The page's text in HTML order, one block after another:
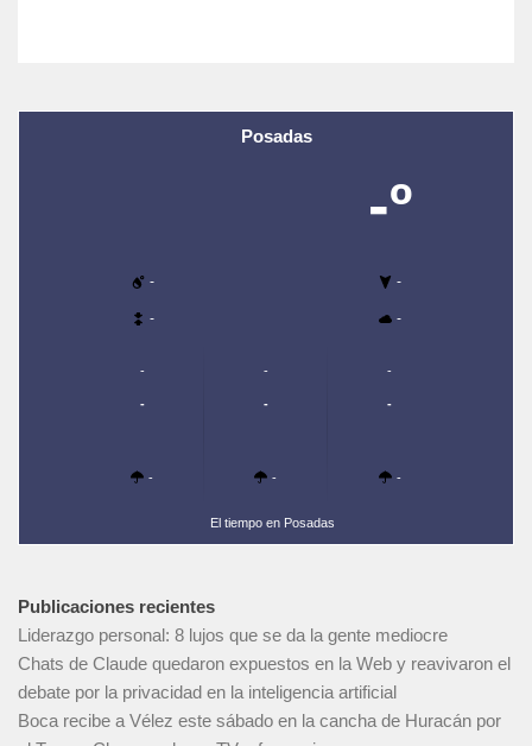
Posadas
-º
- -
- -
-
-
-
-
-
-
-
-
-
El tiempo en Posadas
Publicaciones recientes
Liderazgo personal: 8 lujos que se da la gente mediocre
Chats de Claude quedaron expuestos en la Web y reavivaron el
debate por la privacidad en la inteligencia artificial
Boca recibe a Vélez este sábado en la cancha de Huracán por